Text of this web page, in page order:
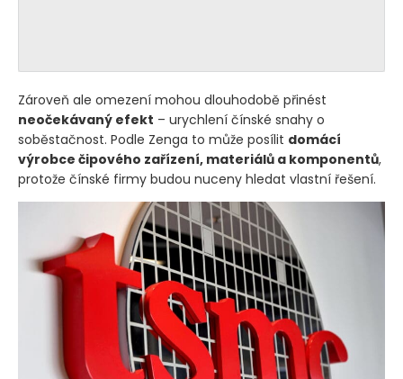
Zároveň ale omezení mohou dlouhodobě přinést
neočekávaný efekt – urychlení čínské snahy o
soběstačnost. Podle Zenga to může posílit domácí
výrobce čipového zařízení, materiálů a komponentů,
protože čínské firmy budou nuceny hledat vlastní řešení.